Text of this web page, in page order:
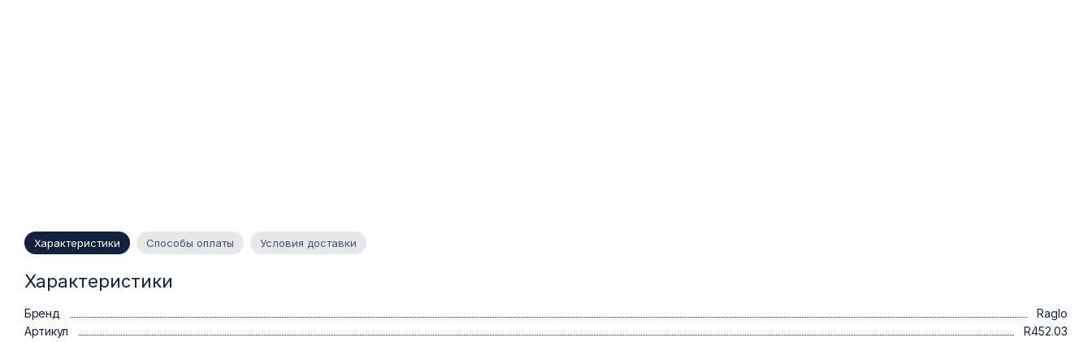
Характеристики Способы оплаты Условия доставки
Характеристики
Бренд
Raglo
Артикул
R452.03